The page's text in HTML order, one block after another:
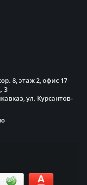
8, этаж 2, офис 17
3
ул. Курсантов-